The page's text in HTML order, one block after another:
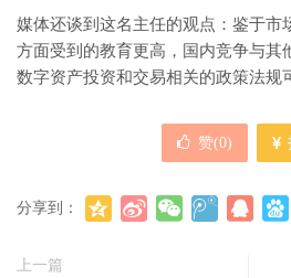
媒体还谈到这名主任的观点：鉴于市
方面受到的教育更高，国内竞争与其
数字资产投资和交易相关的政策法规
赞(0)
分享到：
上一篇